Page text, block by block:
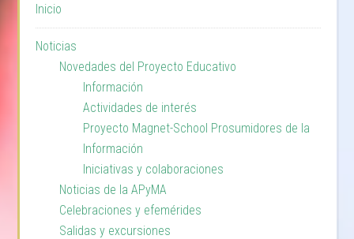
Inicio
Noticias
Novedades del Proyecto Educativo
Información
Actividades de interés
Proyecto Magnet-School Prosumidores de la
Información
Iniciativas y colaboraciones
Noticias de la APyMA
Celebraciones y efemérides
Salidas y excursiones